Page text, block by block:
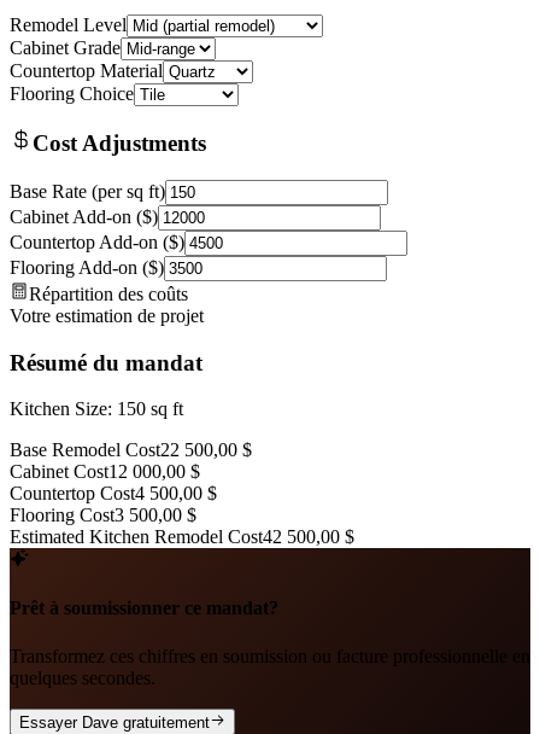
Remodel Level
Cabinet Grade
Countertop Material
Flooring Choice
Cost Adjustments
Base Rate (per sq ft)
Cabinet Add-on ($)
Countertop Add-on ($)
Flooring Add-on ($)
Répartition des coûts
Votre estimation de projet
Résumé du mandat
Kitchen Size: 150 sq ft
Base Remodel Cost22 500,00 $
Cabinet Cost12 000,00 $
Countertop Cost4 500,00 $
Flooring Cost3 500,00 $
Estimated Kitchen Remodel Cost42 500,00 $
Prêt à soumissionner ce mandat?
Transformez ces chiffres en soumission ou facture professionnelle en
quelques secondes.
Essayer Dave gratuitement